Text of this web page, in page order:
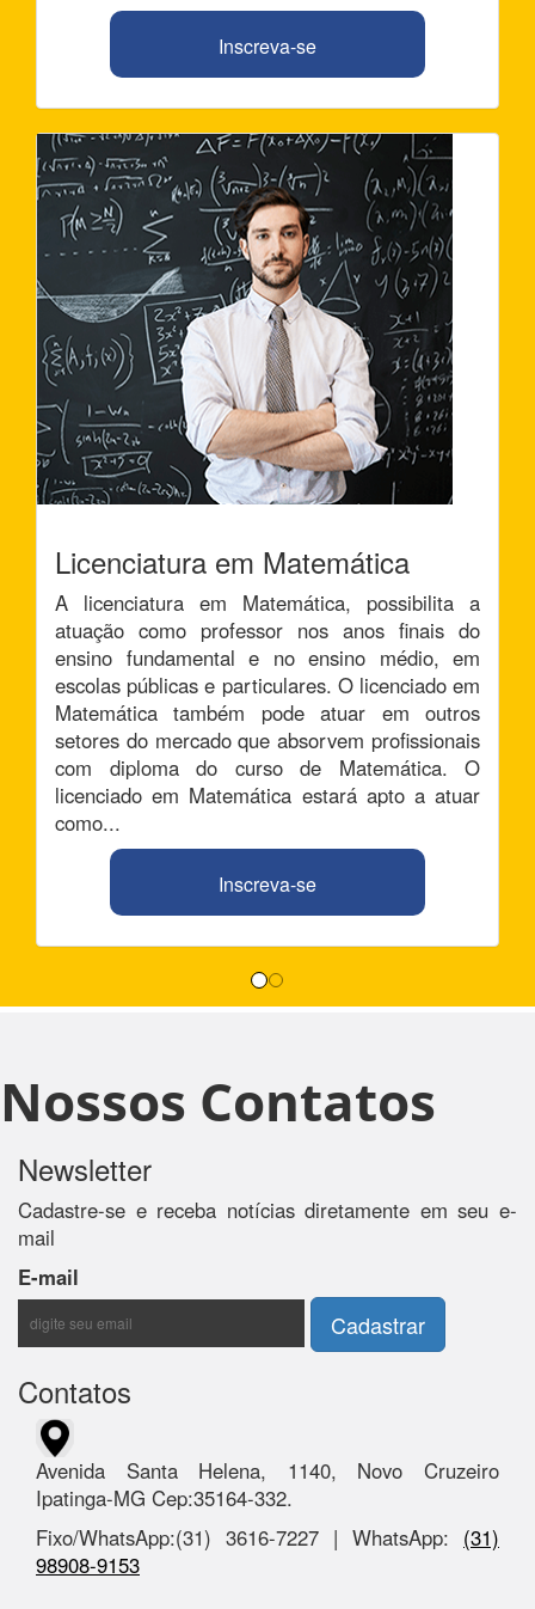
Inscreva-se
Licenciatura em Matemática
A licenciatura em Matemática, possibilita a
atuação como professor nos anos finais do
ensino fundamental e no ensino médio, em
escolas públicas e particulares. O licenciado em
Matemática também pode atuar em outros
setores do mercado que absorvem profissionais
com diploma do curso de Matemática. O
licenciado em Matemática estará apto a atuar
como...
Inscreva-se
Nossos Contatos
Newsletter
Cadastre-se e receba notícias diretamente em seu e-
mail
E-mail
Contatos
Avenida Santa Helena, 1140, Novo Cruzeiro
Ipatinga-MG Cep:35164-332.
Fixo/WhatsApp:(31) 3616-7227 | WhatsApp: (31)
98908-9153